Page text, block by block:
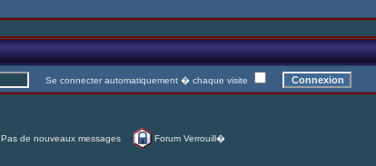
Se connecter automatiquement � chaque visite
Pas de nouveaux messages Forum Verrouill�